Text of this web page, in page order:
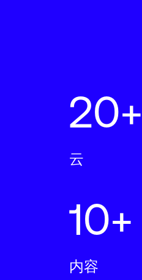
20+
云
10+
内容